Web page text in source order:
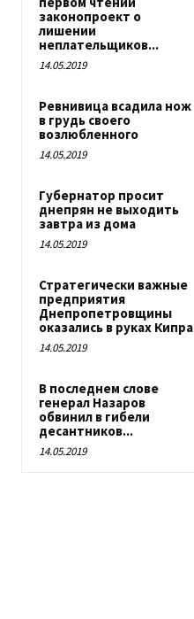
законопроект о
лишении
неплательщиков...
14.05.2019
Ревнивица всадила нож
в грудь своего
возлюбленного
14.05.2019
Губернатор просит
днепрян не выходить
завтра из дома
14.05.2019
Стратегически важные
предприятия
Днепропетровщины
оказались в руках Кипра
14.05.2019
В последнем слове
генерал Назаров
обвинил в гибели
десантников...
14.05.2019